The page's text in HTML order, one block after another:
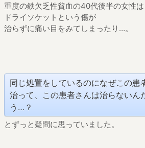
重度の鉄欠乏性貧血の40代後半の女性は
ドライソケットという傷が
治らずに痛い目をみてしまったり…。
同じ処置をしているのになぜこの患
治って、この患者さんは治らないん
う…？
とずっと疑問に思っていました。